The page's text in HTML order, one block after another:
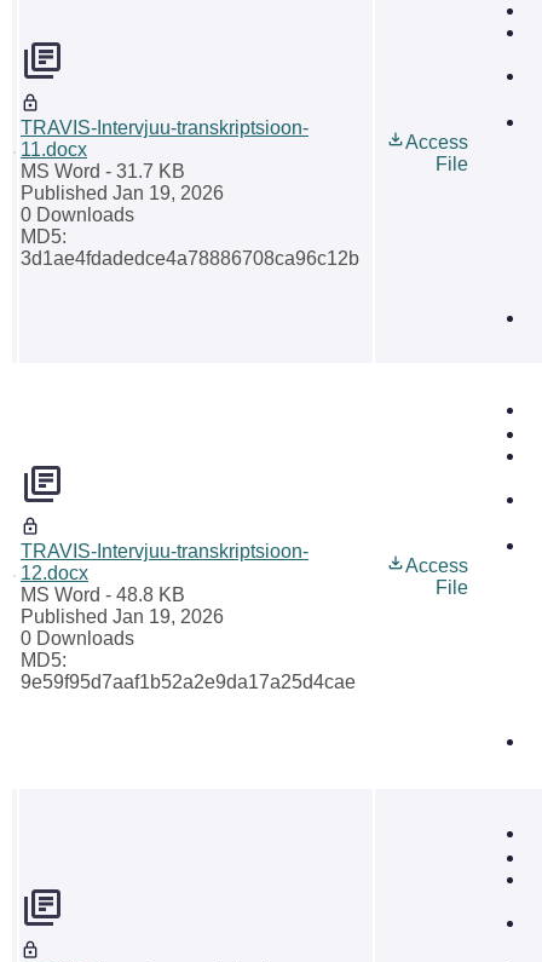
TRAVIS-Intervjuu-transkriptsioon-
11.docx
MS Word - 31.7 KB
Published Jan 19, 2026
0 Downloads
MD5:
3d1ae4fdadedce4a78886708ca96c12b
Access
File
TRAVIS-Intervjuu-transkriptsioon-
12.docx
MS Word - 48.8 KB
Published Jan 19, 2026
0 Downloads
MD5:
9e59f95d7aaf1b52a2e9da17a25d4cae
Access
File